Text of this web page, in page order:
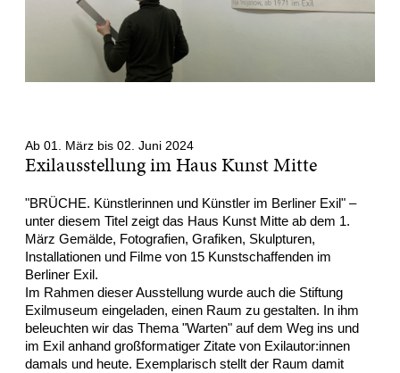
Ab 01. März bis 02. Juni 2024
Exilausstellung im Haus Kunst Mitte
"BRÜCHE. Künstlerinnen und Künstler im Berliner Exil" –
unter diesem Titel zeigt das Haus Kunst Mitte ab dem 1.
März Gemälde, Fotografien, Grafiken, Skulpturen,
Installationen und Filme von 15 Kunstschaffenden im
Berliner Exil.
Im Rahmen dieser Ausstellung wurde auch die Stiftung
Exilmuseum eingeladen, einen Raum zu gestalten. In ihm
beleuchten wir das Thema "Warten" auf dem Weg ins und
im Exil anhand großformatiger Zitate von Exilautor:innen
damals und heute. Exemplarisch stellt der Raum damit